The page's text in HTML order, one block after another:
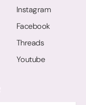
Instagram
Facebook
Threads
Youtube